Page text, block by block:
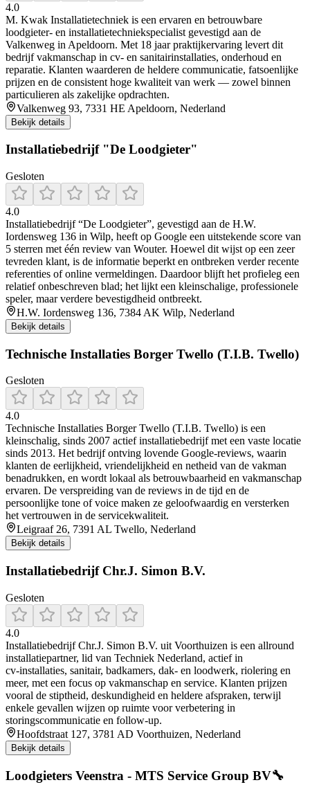
4.0
M. Kwak Installatietechniek is een ervaren en betrouwbare
loodgieter- en installatietechniekspecialist gevestigd aan de
Valkenweg in Apeldoorn. Met 18 jaar praktijkervaring levert dit
bedrijf vakmanschap in cv- en sanitairinstallaties, onderhoud en
reparatie. Klanten waarderen de heldere communicatie, fatsoenlijke
prijzen en de consistent hoge kwaliteit van werk — zowel binnen
particulieren als zakelijke opdrachten.
Valkenweg 93, 7331 HE Apeldoorn, Nederland
Bekijk details
Installatiebedrijf "De Loodgieter"
Gesloten
4.0
Installatiebedrijf “De Loodgieter”, gevestigd aan de H.W.
Iordensweg 136 in Wilp, heeft op Google een uitstekende score van
5 sterren met één review van Wouter. Hoewel dit wijst op een zeer
tevreden klant, is de informatie beperkt en ontbreken verder recente
referenties of online vermeldingen. Daardoor blijft het profieleg een
relatief onbeschreven blad; het lijkt een kleinschalige, professionele
speler, maar verdere bevestigdheid ontbreekt.
H.W. Iordensweg 136, 7384 AK Wilp, Nederland
Bekijk details
Technische Installaties Borger Twello (T.I.B. Twello)
Gesloten
4.0
Technische Installaties Borger Twello (T.I.B. Twello) is een
kleinschalig, sinds 2007 actief installatiebedrijf met een vaste locatie
sinds 2013. Het bedrijf ontving lovende Google‑reviews, waarin
klanten de eerlijkheid, vriendelijkheid en netheid van de vakman
benadrukken, en wordt lokaal als betrouwbaarheid en vakmanschap
ervaren. De verspreiding van de reviews in de tijd en de
persoonlijke tone of voice maken ze geloofwaardig en versterken
het vertrouwen in de servicekwaliteit.
Leigraaf 26, 7391 AL Twello, Nederland
Bekijk details
Installatiebedrijf Chr.J. Simon B.V.
Gesloten
4.0
Installatiebedrijf Chr.J. Simon B.V. uit Voorthuizen is een allround
installatiepartner, lid van Techniek Nederland, actief in
cv‑installaties, sanitair, badkamers, dak‑ en loodwerk, riolering en
meer, met een focus op vakmanschap en service. Klanten prijzen
vooral de stiptheid, deskundigheid en heldere afspraken, terwijl
enkele gevallen wijzen op ruimte voor verbetering in
storingscommunicatie en follow‑up.
Hoofdstraat 127, 3781 AD Voorthuizen, Nederland
Bekijk details
Loodgieters Veenstra - MTS Service Group BV🔧